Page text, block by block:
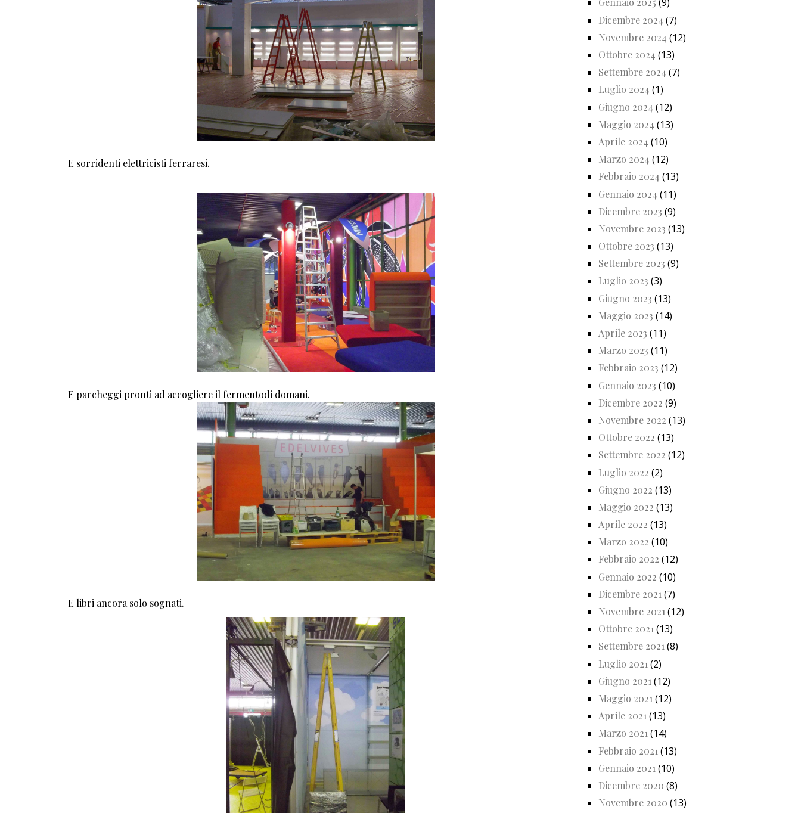
E sorridenti elettricisti ferraresi.
E parcheggi pronti ad accogliere il fermentodi domani.
E libri ancora solo sognati.
(9)
Dicembre 2024 (7)
Novembre 2024 (12)
Ottobre 2024 (13)
Settembre 2024 (7)
Luglio 2024 (1)
Giugno 2024 (12)
Maggio 2024 (13)
Aprile 2024 (10)
Marzo 2024 (12)
Febbraio 2024 (13)
Gennaio 2024 (11)
Dicembre 2023 (9)
Novembre 2023 (13)
Ottobre 2023 (13)
Settembre 2023 (9)
Luglio 2023 (3)
Giugno 2023 (13)
Maggio 2023 (14)
Aprile 2023 (11)
Marzo 2023 (11)
Febbraio 2023 (12)
Gennaio 2023 (10)
Dicembre 2022 (9)
Novembre 2022 (13)
Ottobre 2022 (13)
Settembre 2022 (12)
Luglio 2022 (2)
Giugno 2022 (13)
Maggio 2022 (13)
Aprile 2022 (13)
Marzo 2022 (10)
Febbraio 2022 (12)
Gennaio 2022 (10)
Dicembre 2021 (7)
Novembre 2021 (12)
Ottobre 2021(13)
Settembre 2021(8)
Luglio 2021 (2)
Giugno 2021 (12)
Maggio 2021 (12)
Aprile 2021 (13)
Marzo 2021(14)
Febbraio 2021 (13)
Gennaio 2021 (10)
Dicembre 2020 (8)
Novembre 2020 (13)